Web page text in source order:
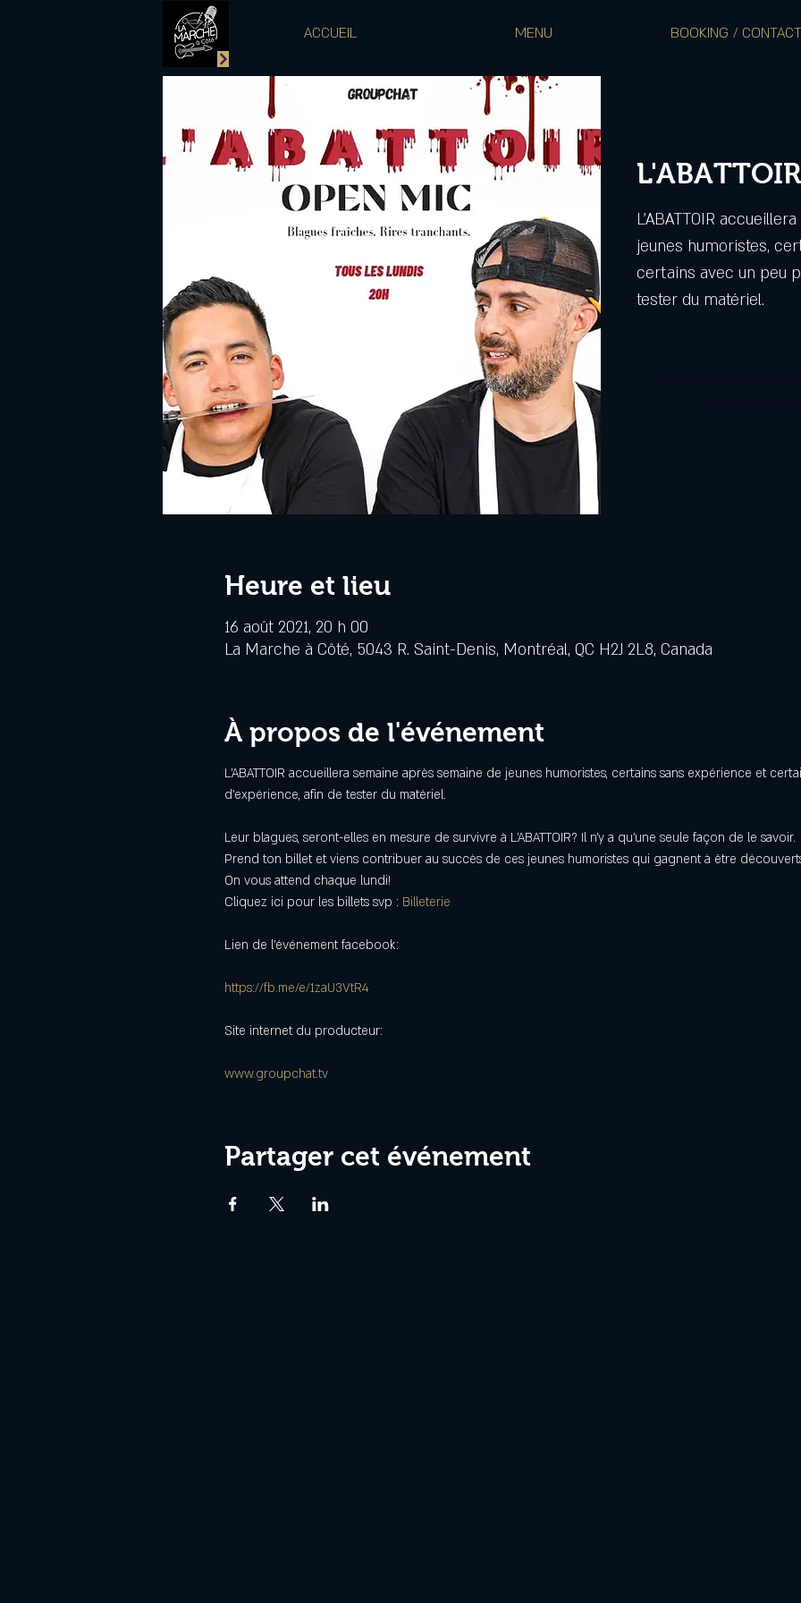
ACCUEIL MENU BOOKING / CONTACT
L'ABATTOIR
jeunes humoristes,
certains avec un peu
tester du matériel.
Heure et lieu
16 août 2021, 20 h 00
La Marche à Côté, 5043 R. Saint-Denis, Montréal, QC H2J 2L8, Canada
À propos de l'événement
L'ABATTOIR accueillera semaine après semaine de jeunes humoristes, certains sans expérience et
d'expérience, afin de tester du matériel.
Leur blagues, seront-elles en mesure de survivre à L'ABATTOIR? Il n'y a qu'une seule façon de le savoir.
Prend ton billet et viens contribuer au succès de ces jeunes humoristes qui gagnent à être
On vous attend chaque lundi!
Cliquez ici pour les billets svp : Billeterie
Lien de l'événement facebook:
https://fb.me/e/1zaU3VtR4
Site internet du producteur:
www.groupchat.tv
Partager cet événement